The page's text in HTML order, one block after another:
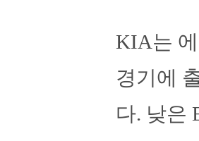
KIA는
경기에
다. 낮은